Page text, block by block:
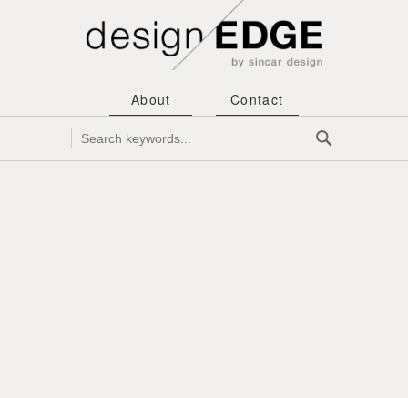
About Contact